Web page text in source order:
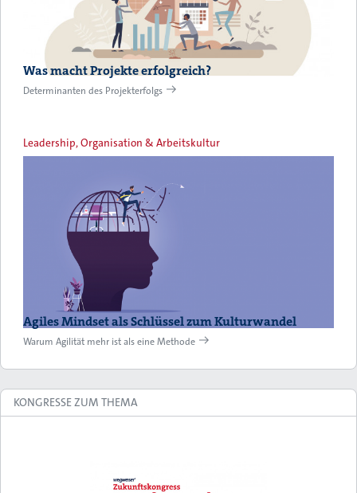
Was macht Projekte erfolgreich?
Determinanten des Projekterfolgs
Leadership, Organisation & Arbeitskultur
Agiles Mindset als Schlüssel zum Kulturwandel
Warum Agilität mehr ist als eine Methode
KONGRESSE ZUM THEMA